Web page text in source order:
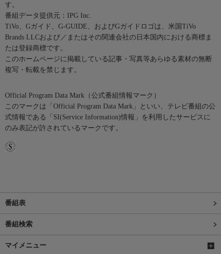
す。
番組データ提供元：IPG Inc.
TiVo、Gガイド、G-GUIDE、およびGガイドロゴは、米国TiVo
Brands LLCおよび／またはその関連会社の日本国内における商標ま
たは登録商標です。
このホームページに掲載している記事・写真等あらゆる素材の無断
複写・転載を禁じます。
Official Program Data Mark（公式番組情報マーク）
このマークは「Official Program Data Mark」といい、テレビ番組の公
式情報である「SI(Service Information)情報」を利用したサービスに
のみ表記が許されているマークです。
番組表
番組検索
マイメニュー